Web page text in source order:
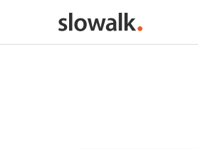
메인콘텐츠